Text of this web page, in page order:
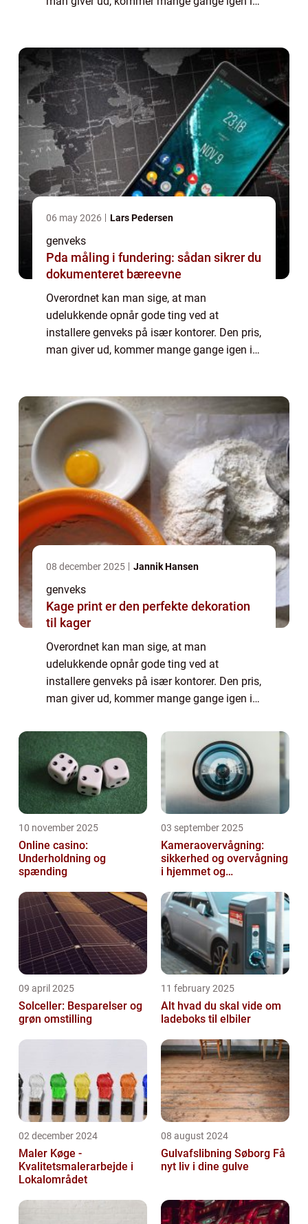
06 may 2026 Lars Pedersen
genveks
Pda måling i fundering: sådan sikrer du
dokumenteret bæreevne
Overordnet kan man sige, at man
udelukkende opnår gode ting ved at
installere genveks på især kontorer. Den pris,
man giver ud, kommer mange gange igen i
08 december 2025 Jannik Hansen
genveks
Kage print er den perfekte dekoration
til kager
Overordnet kan man sige, at man
udelukkende opnår gode ting ved at
installere genveks på især kontorer. Den pris,
man giver ud, kommer mange gange igen i
Man får...
10 november 2025
Online casino:
Underholdning og
spænding
03 september 2025
Kameraovervågning:
sikkerhed og overvågning
i hjemmet og
09 april 2025
Solceller: Besparelser og
grøn omstilling
11 february 2025
Alt hvad du skal vide om
ladeboks til elbiler
02 december 2024
Maler Køge -
Kvalitetsmalerarbejde i
Lokalområdet
08 august 2024
Gulvafslibning Søborg Få
nyt liv i dine gulve